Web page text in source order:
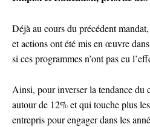
Déjà au cours du précédent
et actions ont été mis en œuvre
si ces programmes n’ont pas eu
Ainsi, pour inverser la tendance du
autour de 12% et qui touche plus
entrepris pour engager dans les